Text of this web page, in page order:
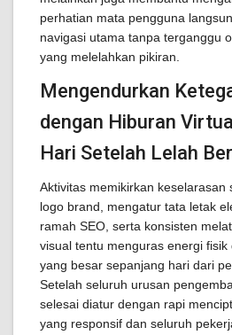
perhatian mata pengguna
navigasi utama tanpa terganggu
yang melelahkan pikiran.
Mengendurkan
dengan Hiburan
Hari Setelah Lelah
Aktivitas memikirkan keselarasan
logo brand, mengatur tata letak
ramah SEO, serta konsisten
visual tentu menguras energi
yang besar sepanjang hari dari
Setelah seluruh urusan
selesai diatur dengan rapi
yang responsif dan seluruh